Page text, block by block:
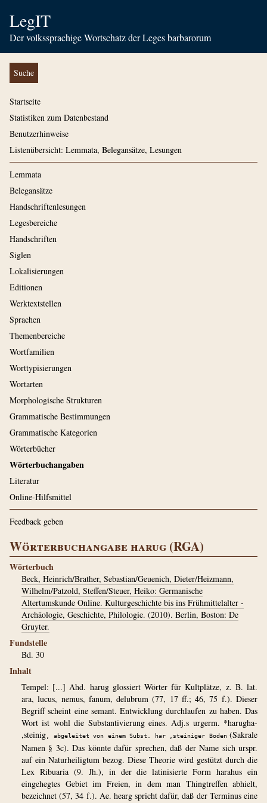
LegIT
Der volkssprachige Wortschatz der Leges barbarorum
Suche
Startseite
Statistiken zum Datenbestand
Benutzerhinweise
Listenübersicht: Lemmata, Belegansätze, Lesungen
Lemmata
Belegansätze
Handschriftenlesungen
Legesbereiche
Handschriften
Siglen
Lokalisierungen
Editionen
Werktextstellen
Sprachen
Themenbereiche
Wortfamilien
Worttypisierungen
Wortarten
Morphologische Strukturen
Grammatische Bestimmungen
Grammatische Kategorien
Wörterbücher
Wörterbuchangaben
Literatur
Online-Hilfsmittel
Feedback geben
Wörterbuchangabe harug (RGA)
Wörterbuch
Beck, Heinrich/Brather, Sebastian/Geuenich, Dieter/Heizmann,
Wilhelm/Patzold, Steffen/Steuer, Heiko: Germanische
Altertumskunde Online. Kulturgeschichte bis ins Frühmittelalter -
Archäologie, Geschichte, Philologie. (2010). Berlin, Boston: De
Gruyter.
Fundstelle
Bd. 30
Inhalt
Tempel: [...] Ahd. harug glossiert Wörter für Kultplätze, z. B. lat.
ara, lucus, nemus, fanum, delubrum (77, 17 ff.; 46, 75 f.). Dieser
Begriff scheint eine semant. Entwicklung durchlaufen zu haben. Das
Wort ist wohl die Substantivierung eines. Adj.s urgerm. *harugha-
,steinig , abgeleitet von einem Subst. har ,steiniger Boden(Sakrale
Namen § 3c). Das könnte dafür sprechen, daß der Name sich urspr.
auf ein Naturheiligtum bezog. Diese Theorie wird gestützt durch die
Lex Ribuaria (9. Jh.), in der die latinisierte Form harahus ein
eingehegtes Gebiet im Freien, in dem man Thingtreffen abhielt,
bezeichnet (57, 34 f.). Ae. hearg spricht dafür, daß der Terminus eine